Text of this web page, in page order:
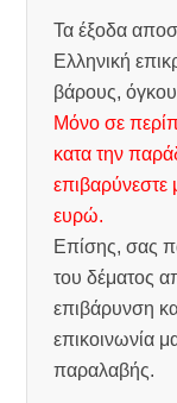
Τα έξοδα
Ελληνική
βάρους,
Μόνο σε
κατα την
επιβαρύνεστε
ευρώ.
Επίσης, σας
του δέματος
επιβάρυνση
επικοινωνία
παραλαβής.